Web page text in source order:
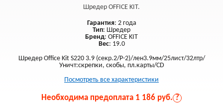
Шредер OFFICE KIT.
Гарантия: 2 года
Тип: Шредер
Бренд: OFFICE KIT
Вес: 19.0
Шредер Office Kit S220 3.9 (секр.2/Р-2)/лен3.9мм/25лист/32лтр/
Уничт:скрепки, скобы, пл.карты/CD
Посмотреть все характеристики
Необходима предоплата 1 186 руб. ?